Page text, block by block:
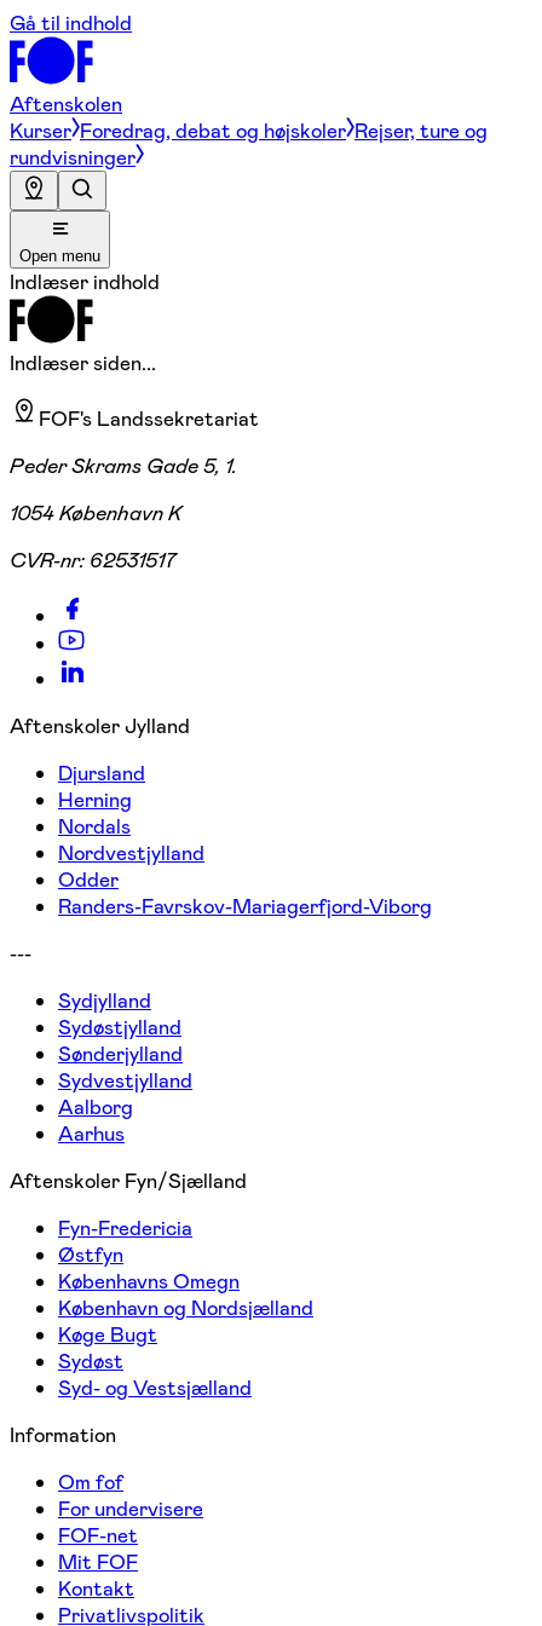
Gå til indhold
Aftenskolen
Kurser Foredrag, debat og højskoler Rejser, ture og
rundvisninger
Open menu
Indlæser indhold
Indlæser siden...
FOF's Landssekretariat
Peder Skrams Gade 5, 1.
1054 København K
CVR-nr: 62531517
Aftenskoler Jylland
Djursland
Herning
Nordals
Nordvestjylland
Odder
Randers-Favrskov-Mariagerfjord-Viborg
---
Sydjylland
Sydøstjylland
Sønderjylland
Sydvestjylland
Aalborg
Aarhus
Aftenskoler Fyn/Sjælland
Fyn-Fredericia
Østfyn
Københavns Omegn
København og Nordsjælland
Køge Bugt
Sydøst
Syd- og Vestsjælland
Information
Om fof
For undervisere
FOF-net
Mit FOF
Kontakt
Privatlivspolitik